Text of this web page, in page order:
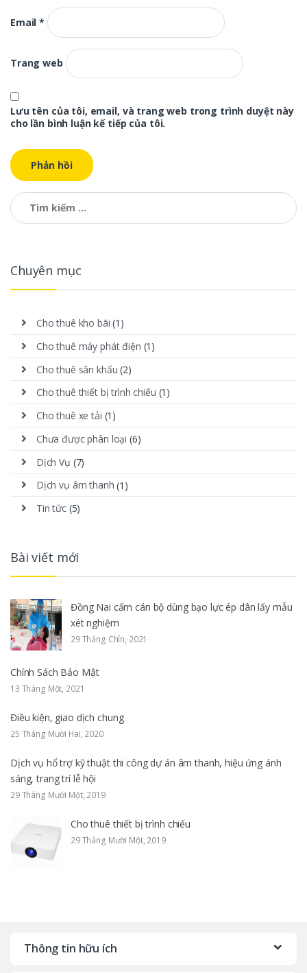
Email*
Trang web
Lưu tên của tôi, email, và trang web trong trình duyệt này
cho lần bình luận kế tiếp của tôi.
Tìm kiếm cho:
Chuyên mục
Cho thuê kho bãi (1)
Cho thuê máy phát điện (1)
Cho thuê sân khấu (2)
Cho thuê thiết bị trình chiếu (1)
Cho thuê xe tải (1)
Chưa được phân loại (6)
Dịch Vụ (7)
Dịch vụ âm thanh (1)
Tin tức(5)
Bài viết mới
Đồng Nai cấm cán bộ dùng bạo lực ép dân lấy mẫu
xét nghiệm
29 Tháng Chín, 2021
Chính Sách Bảo Mật
13 Tháng Một, 2021
Điều kiện, giao dịch chung
25 Tháng Mười Hai, 2020
Dịch vụ hổ trợ kỹ thuật thi công dự án âm thanh, hiệu ứng ánh
sáng, trang trí lễ hội
29 Tháng Mười Một, 2019
Cho thuê thiết bị trình chiếu
29 Tháng Mười Một, 2019
Thông tin hữu ích